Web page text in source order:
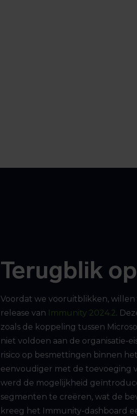
Terugblik
Voordat we vooruitblikken,
release van Immunity 2024.2.
zoals de koppeling tussen
niet voldoen aan de organisatie-
risico op besmettingen binnen
eenvoudiger met de toevoeging
werd de mogelijkheid
segmenten te creëren, wat de
kreeg het Immunity-dashboard